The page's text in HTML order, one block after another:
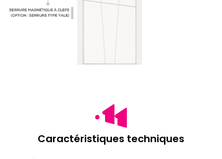
Caractéristiques techniques